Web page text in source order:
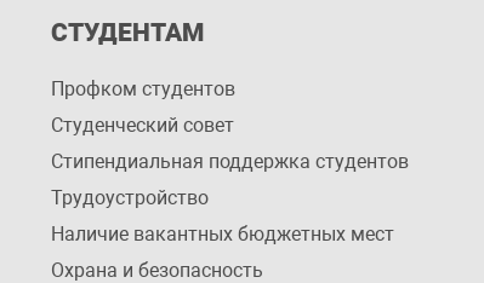
СТУДЕНТАМ
Профком студентов
Студенческий совет
Стипендиальная поддержка студентов
Трудоустройство
Наличие вакантных бюджетных мест
Охрана и безопасность